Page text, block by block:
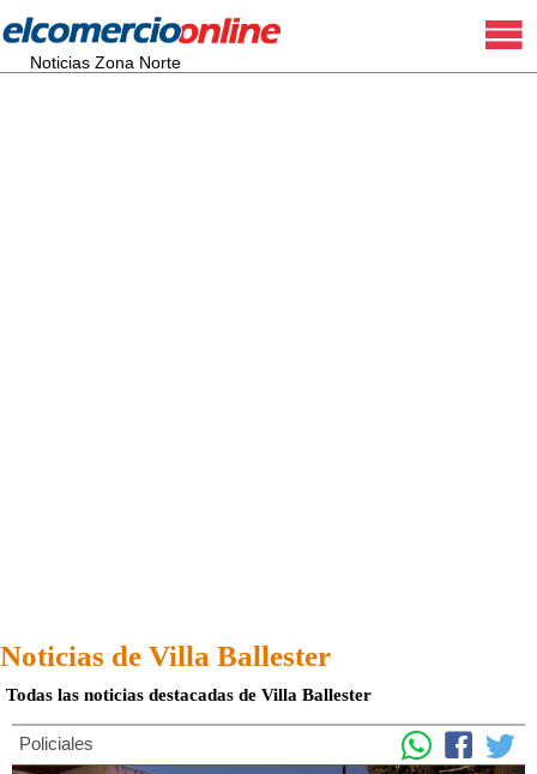
Noticias Zona Norte
Noticias de Villa Ballester
Todas las noticias destacadas de Villa Ballester
Policiales